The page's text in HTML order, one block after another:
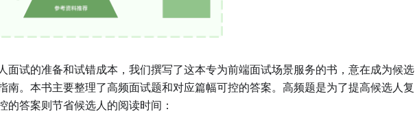
面试的准备和试错成本，我们撰写了这本专为前端面试场景服务的书，意在成为候选
南。本书主要整理了高频面试题和对应篇幅可控的答案。高频题是为了提高候选人复
的答案则节省候选人的阅读时间：